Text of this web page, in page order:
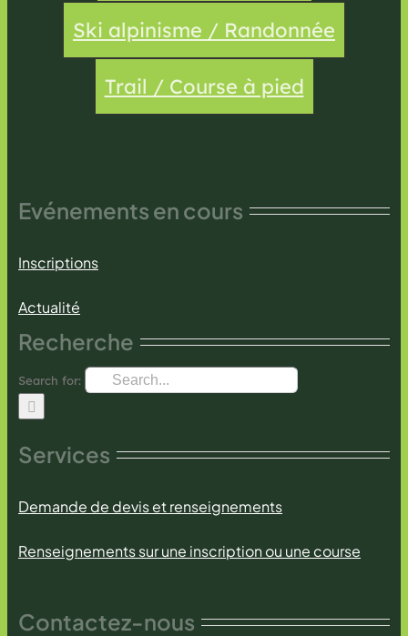
Ski alpinisme / Randonnée
Trail / Course à pied
Evénements en cours
Inscriptions
Actualité
Recherche
Search for:
Services
Demande de devis et renseignements
Renseignements sur une inscription ou une course
Contactez-nous